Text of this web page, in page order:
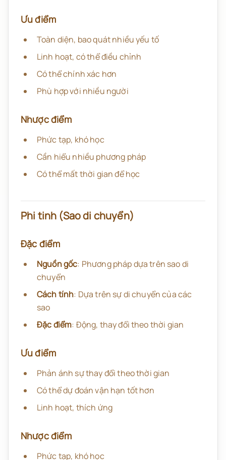
Ưu điểm
Toàn diện, bao quát nhiều yếu tố
Linh hoạt, có thể điều chỉnh
Có thể chính xác hơn
Phù hợp với nhiều người
Nhược điểm
Phức tạp, khó học
Cần hiểu nhiều phương pháp
Có thể mất thời gian để học
Phi tinh (Sao di chuyển)
Đặc điểm
Nguồn gốc: Phương pháp dựa trên sao di
chuyển
Cách tính: Dựa trên sự di chuyển của các
sao
Đặc điểm: Động, thay đổi theo thời gian
Ưu điểm
Phản ánh sự thay đổi theo thời gian
Có thể dự đoán vận hạn tốt hơn
Linh hoạt, thích ứng
Nhược điểm
Phức tạp, khó học